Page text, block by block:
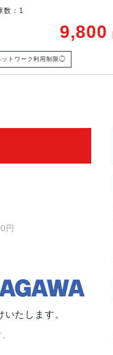
22日
数：1
9,800
ットワーク利用制限◯
円
たします。